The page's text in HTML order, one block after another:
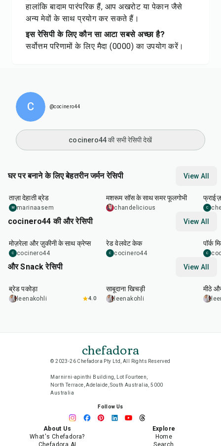
हालांकि बादाम पारंपरिक हैं, आप अखरोट या पेकान जैसे
अन्य मेवों के साथ प्रयोग कर सकते हैं।
इस रेसिपी के लिए कौन सा आटा सबसे अच्छा है?
सर्वोत्तम परिणामों के लिए मैदा (0000) का उपयोग करें।
C @cocinero44
cocinero44 की सभी रेसिपी देखें
घर पर बनाने के लिए बेहतरीन जर्मन रेसिपी View All
5
ताज़ा देहाती ब्रेड
M marinaasem
30
मशरूम सॉस के साथ समर फूलगोभी
chandelicious C
cocinero44 की और रेसिपी View All
मोज़रेला और ज़ुकीनी के साथ क्रेप्स
C cocinero44
रेड वेलवेट केक
C cocinero44
पॉर्क
C
और Snack रेसिपी View All
15
ब्रेड पकोड़ा
leenakohli 4.0
साबूदाना खिचड़ी
leenakohli
मीठे
chefadora
© 2023-26 Chefadora Pty Ltd, All Rights Reserved
Marnirni-apinthi Building, Lot Fourteen,
North Terrace, Adelaide, South Australia, 5000
Australia
Follow Us
About Us
What's Chefadora?
Chefadora AI
Explore
Home
Search